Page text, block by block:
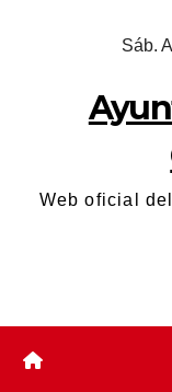
Sáb.
Web oficial